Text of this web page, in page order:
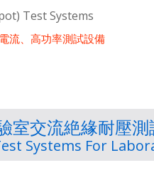
Test Systems
流、高功率測試設備
室交流絶緣耐壓
Systems For